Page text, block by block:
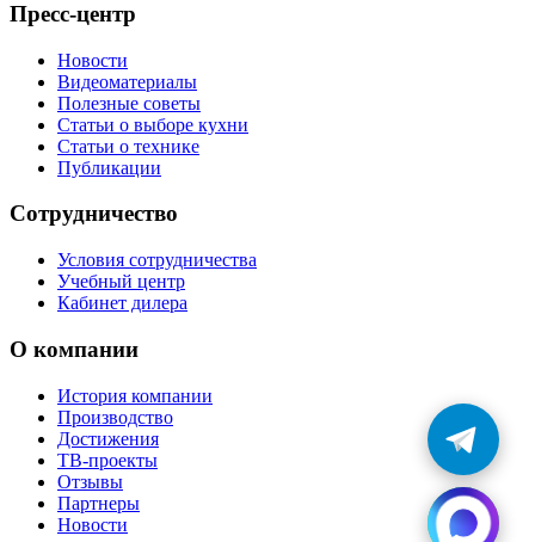
Пресс-центр
Новости
Видеоматериалы
Полезные советы
Статьи о выборе кухни
Статьи о технике
Публикации
Сотрудничество
Условия сотрудничества
Учебный центр
Кабинет дилера
О компании
История компании
Производство
Достижения
ТВ-проекты
Отзывы
Партнеры
Новости